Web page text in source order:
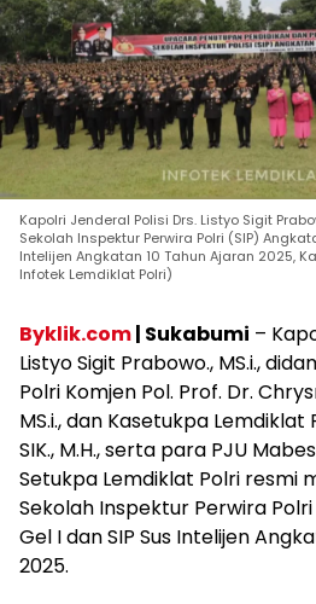
Kapolri Jenderal Polisi Drs. Listyo Sigit
Sekolah Inspektur Perwira Polri (SIP)
Intelijen Angkatan 10 Tahun Ajaran 2025,
Infotek Lemdiklat Polri)
Byklik.com| Sukabumi –
Listyo Sigit Prabowo., MS.i.,
Polri Komjen Pol. Prof. Dr.
MS.i., dan Kasetukpa Lemdiklat
SIK., M.H., serta para PJU
Setukpa Lemdiklat Polri resmi
Sekolah Inspektur Perwira
Gel I dan SIP Sus Intelijen
2025.